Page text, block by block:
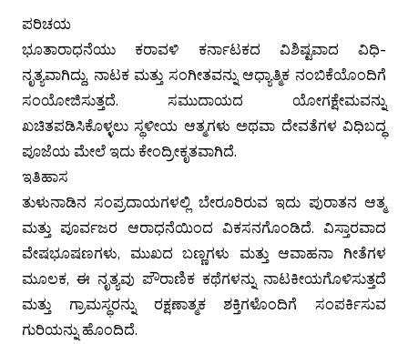
ಪರಿಚಯ
ಭೂತಾರಾಧನೆಯು ಕರಾವಳಿ ಕರ್ನಾಟಕದ ವಿಶಿಷ್ಟವಾದ ವಿಧಿ-
ನೃತ್ಯವಾಗಿದ್ದು, ನಾಟಕ ಮತ್ತು ಸಂಗೀತವನ್ನು ಆಧ್ಯಾತ್ಮಿಕ ನಂಬಿಕೆಯೊಂದಿಗೆ
ಸಂಯೋಜಿಸುತ್ತದೆ. ಸಮುದಾಯದ ಯೋಗಕ್ಷೇಮವನ್ನು
ಖಚಿತಪಡಿಸಿಕೊಳ್ಳಲು ಸ್ಥಳೀಯ ಆತ್ಮಗಳು ಅಥವಾ ದೇವತೆಗಳ ವಿಧಿಬದ್ಧ
ಪೂಜೆಯ ಮೇಲೆ ಇದು ಕೇಂದ್ರೀಕೃತವಾಗಿದೆ.
ಇತಿಹಾಸ
ತುಳುನಾಡಿನ ಸಂಪ್ರದಾಯಗಳಲ್ಲಿ ಬೇರೂರಿರುವ ಇದು ಪುರಾತನ ಆತ್ಮ
ಮತ್ತು ಪೂರ್ವಜರ ಆರಾಧನೆಯಿಂದ ವಿಕಸನಗೊಂಡಿದೆ. ವಿಸ್ತಾರವಾದ
ವೇಷಭೂಷಣಗಳು, ಮುಖದ ಬಣ್ಣಗಳು ಮತ್ತು ಆವಾಹನಾ ಗೀತೆಗಳ
ಮೂಲಕ, ಈ ನೃತ್ಯವು ಪೌರಾಣಿಕ ಕಥೆಗಳನ್ನು ನಾಟಕೀಯಗೊಳಿಸುತ್ತದೆ
ಮತ್ತು ಗ್ರಾಮಸ್ಥರನ್ನು ರಕ್ಷಣಾತ್ಮಕ ಶಕ್ತಿಗಳೊಂದಿಗೆ ಸಂಪರ್ಕಿಸುವ
ಗುರಿಯನ್ನು ಹೊಂದಿದೆ.